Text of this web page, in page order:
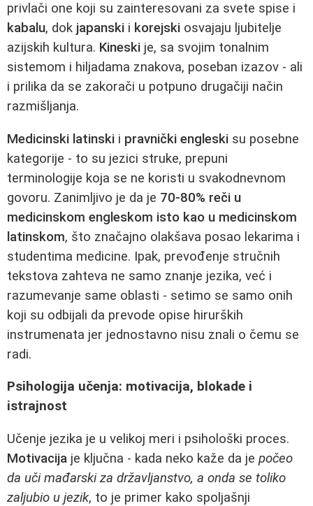
privlači one koji su zainteresovani za svete spise i
kabalu, dok japanski i korejski osvajaju ljubitelje
azijskih kultura. Kineski je, sa svojim tonalnim
sistemom i hiljadama znakova, poseban izazov - ali
i prilika da se zakorači u potpuno drugačiji način
razmišljanja.
Medicinski latinski i pravnički engleski su posebne
kategorije - to su jezici struke, prepuni
terminologije koja se ne koristi u svakodnevnom
govoru. Zanimljivo je da je 70-80% reči u
medicinskom engleskom isto kao u medicinskom
latinskom, što značajno olakšava posao lekarima i
studentima medicine. Ipak, prevođenje stručnih
tekstova zahteva ne samo znanje jezika, već i
razumevanje same oblasti - setimo se samo onih
koji su odbijali da prevode opise hirurških
instrumenata jer jednostavno nisu znali o čemu se
radi.
Psihologija učenja: motivacija, blokade i
istrajnost
Učenje jezika je u velikoj meri i psihološki proces.
Motivacija je ključna - kada neko kaže da je počeo
da uči mađarski za državljanstvo, a onda se toliko
zaljubio u jezik, to je primer kako spoljašnji